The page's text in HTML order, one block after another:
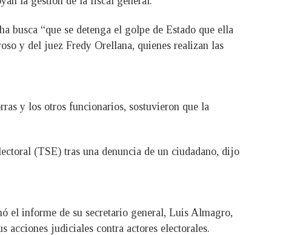
busca “que se detenga el golpe de Estado que ella
y del juez Fredy Orellana, quienes realizan las
y los otros funcionarios, sostuvieron que la
(TSE) tras una denuncia de un ciudadano, dijo
el informe de su secretario general, Luis Almagro,
acciones judiciales contra actores electorales.